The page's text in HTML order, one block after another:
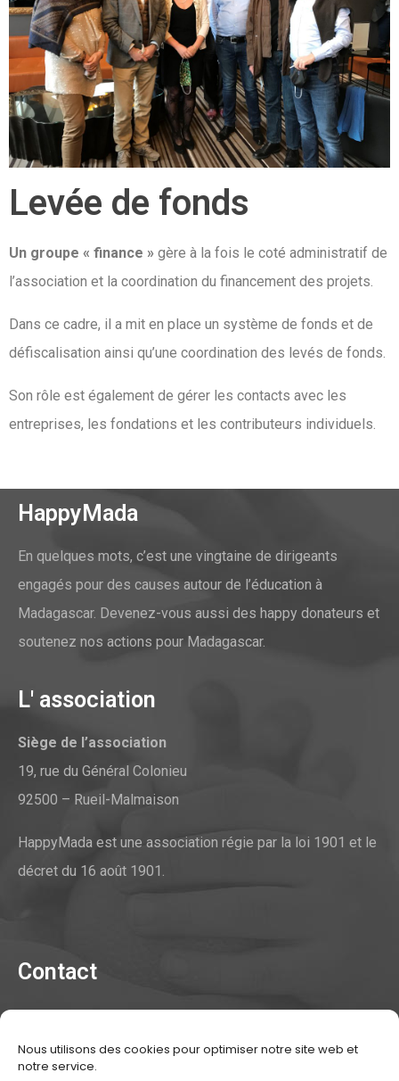
Nous utilisons des cookies pour optimiser notre site web et
notre service.
Levée de fonds
Un groupe « finance » gère à la fois le coté administratif de
l’association et la coordination du financement des projets.
Dans ce cadre, il a mit en place un système de fonds et de
défiscalisation ainsi qu’une coordination des levés de fonds.
Son rôle est également de gérer les contacts avec les
entreprises, les fondations et les contributeurs individuels.
HappyMada
En quelques mots, c’est une vingtaine de dirigeants
engagés pour des causes autour de l’éducation à
Madagascar. Devenez-vous aussi des happy donateurs et
soutenez nos actions pour Madagascar.
L' association
Siège de l’association
19, rue du Général Colonieu
92500 – Rueil-Malmaison
HappyMada est une association régie par la loi 1901 et le
décret du 16 août 1901.
Contact
Mentions légales